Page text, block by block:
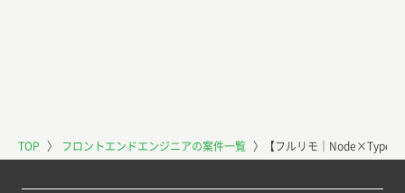
TOP 〉 フロントエンドエンジニアの案件一覧 〉 【フルリモ｜